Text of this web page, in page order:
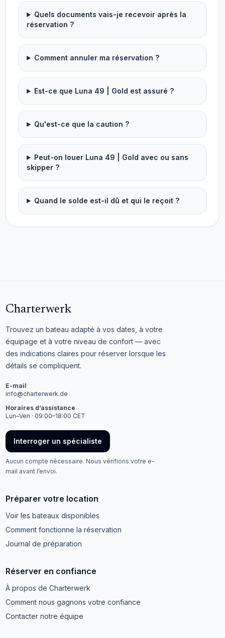
Quels documents vais-je recevoir après la
réservation ?
Comment annuler ma réservation ?
Est-ce que Luna 49 | Gold est assuré ?
Qu'est-ce que la caution ?
Peut-on louer Luna 49 | Gold avec ou sans
skipper ?
Quand le solde est-il dû et qui le reçoit ?
Charterwerk
Trouvez un bateau adapté à vos dates, à votre
équipage et à votre niveau de confort — avec
des indications claires pour réserver lorsque les
détails se compliquent.
E-mail
info@charterwerk.de
Horaires d’assistance
Lun–Ven · 09:00–18:00 CET
Interroger un spécialiste
Aucun compte nécessaire. Nous vérifions votre e-
mail avant l’envoi.
Préparer votre location
Voir les bateaux disponibles
Comment fonctionne la réservation
Journal de préparation
Réserver en confiance
À propos de Charterwerk
Comment nous gagnons votre confiance
Contacter notre équipe